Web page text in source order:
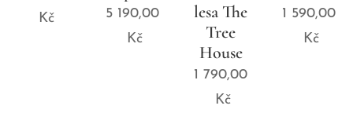
Kč
5 190,00
Kč
lesa The
Tree
House
1 790,00
Kč
1 590,00
Kč